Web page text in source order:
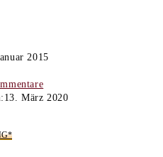
2015
13. März 2020